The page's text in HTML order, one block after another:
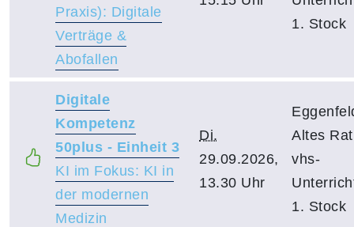
Praxis): Digitale
Verträge &
Abofallen
1. Stock
Digitale
Kompetenz
50plus - Einheit 3
KI im Fokus: KI in
der modernen
Medizin
Di.
29.09.2026,
13.30 Uhr
Altes
vhs-
1. Stock